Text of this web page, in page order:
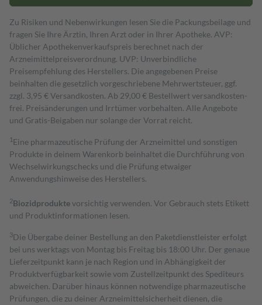
Zu Risiken und Nebenwirkungen lesen Sie die Packungsbeilage und
fragen Sie Ihre Ärztin, Ihren Arzt oder in Ihrer Apotheke. AVP:
Üblicher Apothekenverkaufspreis berechnet nach der
Arzneimittelpreisverordnung. UVP: Unverbindliche
Preisempfehlung des Herstellers. Die angegebenen Preise
beinhalten die gesetzlich vorgeschriebene Mehrwertsteuer, ggf.
zzgl. 3,95 € Versandkosten. Ab 29,00 € Bestell­wert versand­kosten­
frei. Preisänderungen und Irrtümer vorbehalten. Alle Angebote
und Gratis-Beigaben nur solange der Vorrat reicht.
1 Eine pharmazeutische Prüfung der Arzneimittel und sonstigen
Produkte in deinem Warenkorb beinhaltet die Durchführung von
Wechselwirkungschecks und die Prüfung etwaiger
Anwendungshinweise des Herstellers.
2Biozidproduktevorsichtig verwenden. Vor Gebrauch stets Etikett
und Produktinformationen lesen.
3Die Übergabe deiner Bestellung an den Paketdienstleister erfolgt
bei uns werktags von Montag bis Freitag bis 18:00 Uhr. Der genaue
Lieferzeitpunkt kann je nach Region und in Abhängigkeit der
Produktverfügbarkeit sowie vom Zustellzeitpunkt des Spediteurs
abweichen. Darüber hinaus können notwendige pharmazeutische
Prüfungen, die zu deiner Arzneimittelsicherheit dienen, die